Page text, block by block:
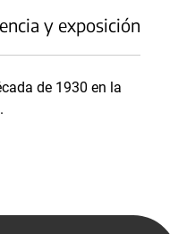
y exposición
de 1930 en la